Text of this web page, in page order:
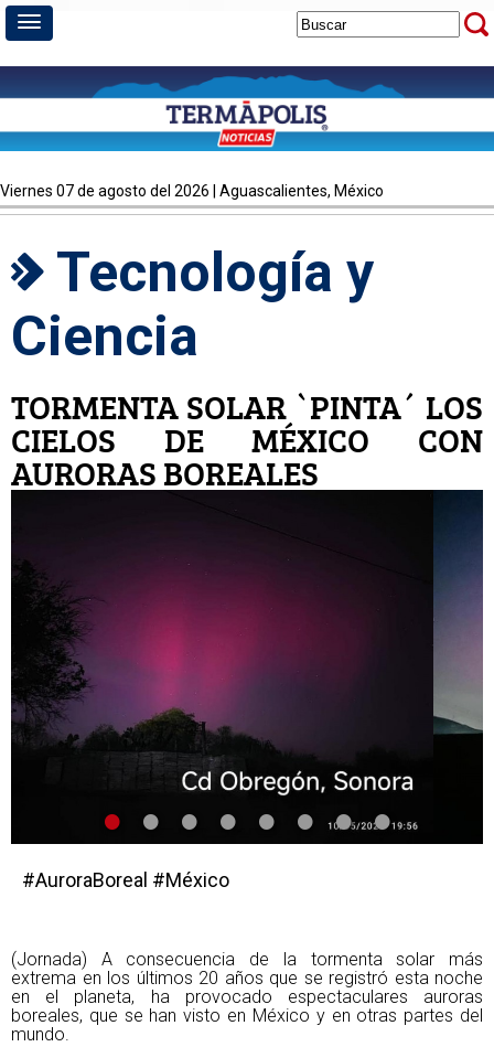
viernes 07 de agosto del 2026 | Aguascalientes, México
Tecnología y
Ciencia
TORMENTA SOLAR `PINTA´ LOS
CIELOS DE MÉXICO CON
AURORAS BOREALES
• • • • • • • •
#AuroraBoreal #México
(Jornada) A consecuencia de la tormenta solar más
extrema en los últimos 20 años que se registró esta noche
en el planeta, ha provocado espectaculares auroras
boreales, que se han visto en México y en otras partes del
mundo.